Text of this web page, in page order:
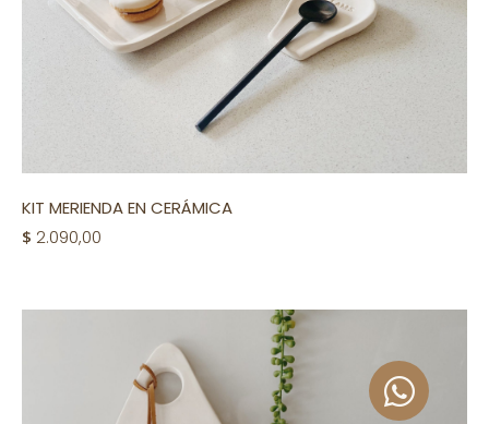
KIT MERIENDA EN CERÁMICA
$ 2.090,00